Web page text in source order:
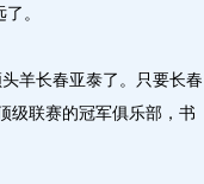
了。
羊长春亚泰了。只要长春
级联赛的冠军俱乐部，书